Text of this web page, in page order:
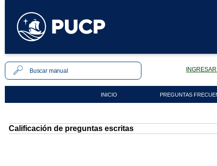
INICIO PREGUNTAS
Calificación de preguntas escritas